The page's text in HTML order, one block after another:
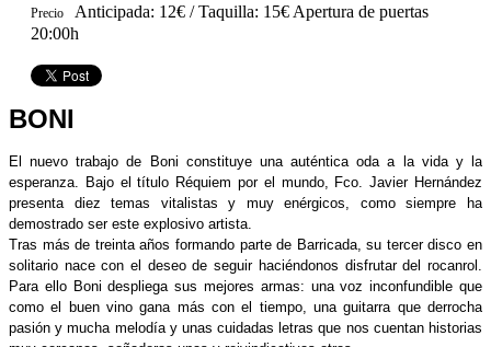
Precio
Anticipada: 12€ / Taquilla: 15€ Apertura de puertas
20:00h
BONI
El nuevo trabajo de Boni constituye una auténtica oda a la vida y la
esperanza. Bajo el título Réquiem por el mundo, Fco. Javier Hernández
presenta diez temas vitalistas y muy enérgicos, como siempre ha
demostrado ser este explosivo artista.
Tras más de treinta años formando parte de Barricada, su tercer disco en
solitario nace con el deseo de seguir haciéndonos disfrutar del rocanrol.
Para ello Boni despliega sus mejores armas: una voz inconfundible que
como el buen vino gana más con el tiempo, una guitarra que derrocha
pasión y mucha melodía y unas cuidadas letras que nos cuentan historias